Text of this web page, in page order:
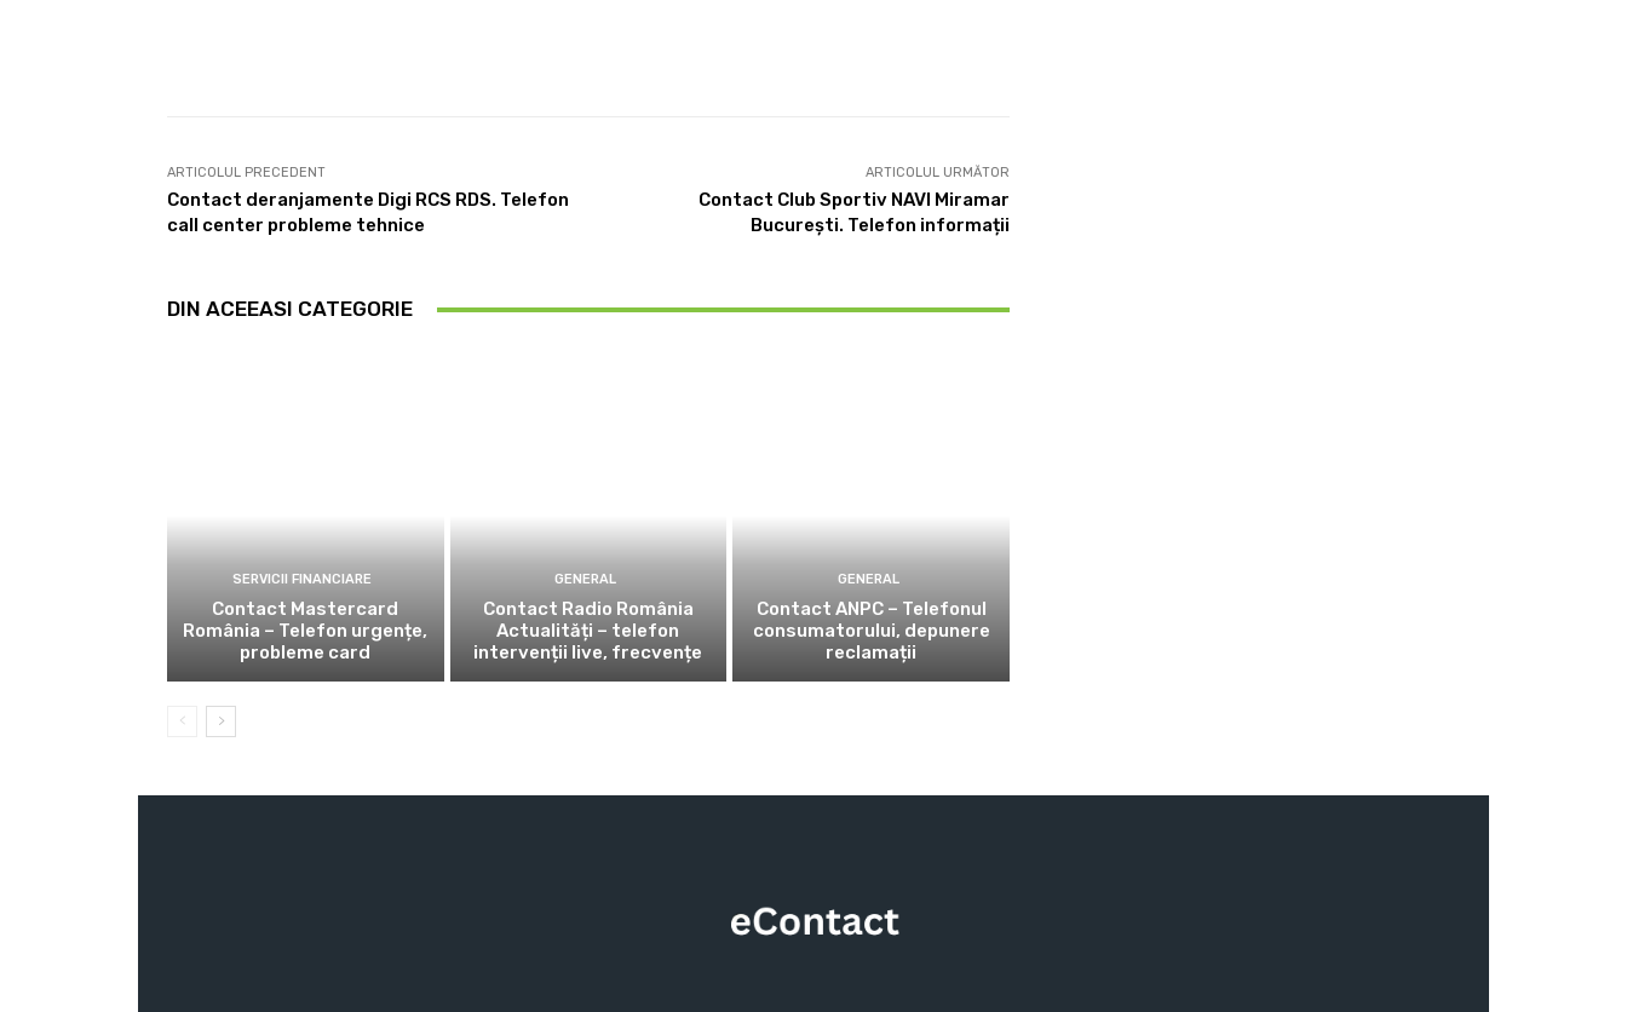
ARTICOLUL PRECEDENT
Contact deranjamente Digi RCS RDS. Telefon
call center probleme tehnice
ARTICOLUL URMĂTOR
Contact Club Sportiv NAVI Miramar
București. Telefon informații
DIN ACEEASI CATEGORIE
SERVICII FINANCIARE
Contact Mastercard
România – Telefon urgențe,
probleme card
GENERAL
Contact Radio România
Actualități – telefon
intervenții live, frecvențe
GENERAL
Contact ANPC – Telefonul
consumatorului, depunere
reclamații